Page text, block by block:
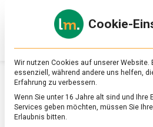
SCHLAGWORT:JAPAN
Cookie-
Wir nutzen Cookies auf unserer Website.
essenziell, während andere uns helfen,
Erfahrung zu verbessern.
Wenn Sie unter 16 Jahre alt sind und Ihre
Services geben möchten, müssen Sie
Erlaubnis bitten.